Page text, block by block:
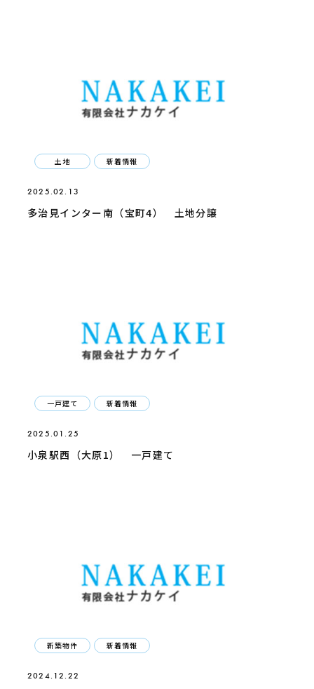
土地 新着情報
2025.02.13
多治見インター南（宝町4） 土地分譲
一戸建て 新着情報
2025.01.25
小泉駅西（大原1） 一戸建て
新築物件 新着情報
2024.12.22